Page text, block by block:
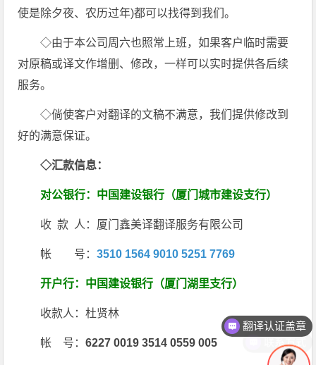
使是除夕夜、农历过年)都可以找得到我们。
◇由于本公司周六也照常上班，如果客户临时需要
对原稿或译文作增删、修改，一样可以实时提供各后续
服务。
◇倘使客户对翻译的文稿不满意，我们提供修改到
好的满意保证。
◇汇款信息：
对公银行： 中国建设银行（厦门城市建设支行）
收 款 人：厦门鑫美译翻译服务有限公司
帐 号：3510 1564 9010 5251 7769
开户行：中国建设银行（厦门湖里支行）
收款人：杜贤林
帐 号：6227 0019 3514 0559 005
翻译认证盖章
联系方式